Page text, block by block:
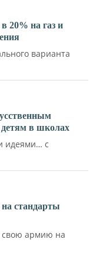
20% на газ и
варианта
в школах
идеями… с
стандарты
свою армию на